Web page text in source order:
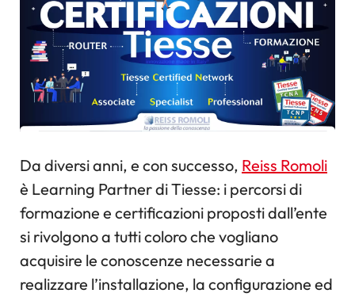
Da diversi anni, e con successo, Reiss Romoli
è Learning Partner di Tiesse: i percorsi di
formazione e certificazioni proposti dall’ente
si rivolgono a tutti coloro che vogliano
acquisire le conoscenze necessarie a
realizzare l’installazione, la configurazione ed